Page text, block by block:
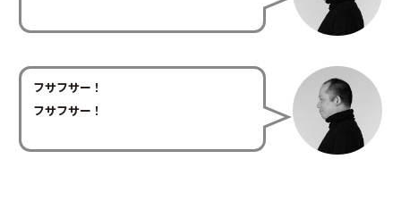
フサフサー！
フサフサー！